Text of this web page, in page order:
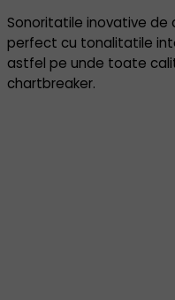
Sonoritatile inovative de
perfect cu tonalitatile
astfel pe unde toate
chartbreaker.